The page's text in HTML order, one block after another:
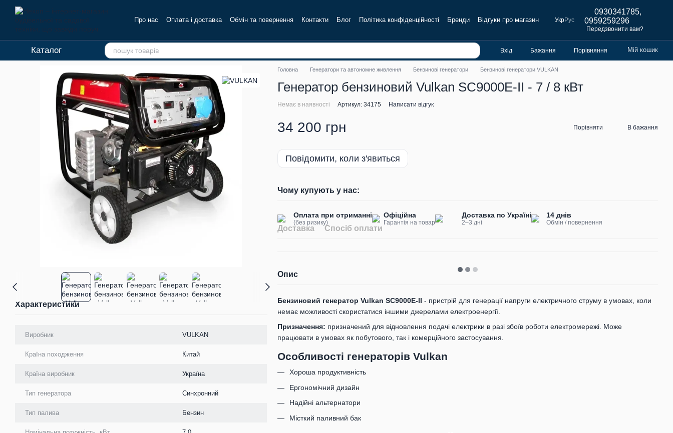
Перейти до основного контенту
Про нас Оплата і доставка Обмін та повернення Контакти Блог Політика конфіденційності Бренди Відгуки про магазин УкрРус
0930341785,
0959259296
Передзвонити вам?
Каталог Вхід Бажання Порівняння Мій кошик
Характеристики
Виробник VULKAN
Країна походження Китай
Країна виробник Україна
Тип генератора Синхронний
Тип палива Бензин
Головна Генератори та автономне живлення Бензинові генератори Бензинові генератори VULKAN
Генератор бензиновий Vulkan SC9000E-II - 7 / 8 кВт
Немає в наявності Артикул: 34175 Написати відгук
34 200 грн Порівняти В бажання
Повідомити, коли з'явиться
Чому купують у нас:
Оплата при отриманні
(без ризику)
Офіційна
Гарантія на товар
Доставка по Україні
2–3 дні
14 днів
Обмін / повернення
Доставка Спосіб оплати
Опис
Бензиновий генератор Vulkan SC9000E-II - пристрій для генерації напруги електричного струму в умовах, коли
немає можливості скористатися іншими джерелами електроенергії.
Призначення: призначений для відновлення подачі електрики в разі збоїв роботи електромережі. Може
працювати в умовах як побутового, так і комерційного застосування.
Особливості генераторів Vulkan
Хороша продуктивність
Ергономічний дизайн
Надійні альтернатори
Місткий паливний бак